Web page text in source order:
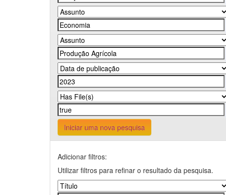
Iniciar uma nova pesquisa
Adicionar filtros:
Utilizar filtros para refinar o resultado da pesquisa.